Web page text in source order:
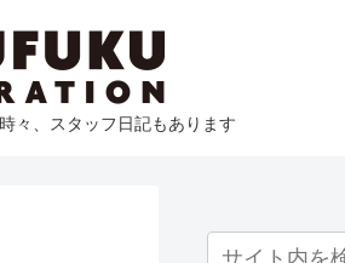
々、スタッフ日記もあります